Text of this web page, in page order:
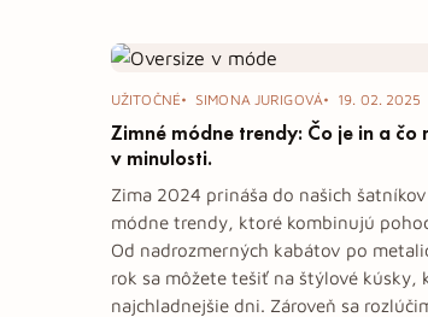
UŽITOČNÉ SIMONA JURIGOVÁ 19. 02. 2025
Zimné módne trendy: Čo je in a čo
v minulosti.
Zima 2024 prináša do našich
módne trendy, ktoré kombinujú
Od nadrozmerných kabátov po
rok sa môžete tešiť na štýlové kúsky,
najchladnejšie dni. Zároveň sa